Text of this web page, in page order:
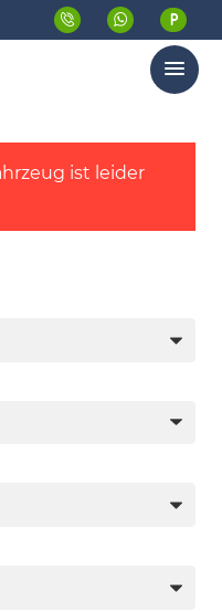
Menü
ist leider